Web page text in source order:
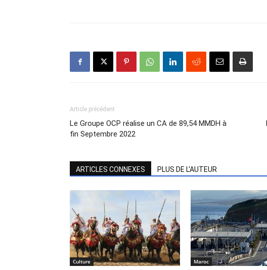
Article précédent
Le Groupe OCP réalise un CA de 89,54 MMDH à
fin Septembre 2022
ARTICLES CONNEXES PLUS DE L'AUTEUR
Culture Maroc